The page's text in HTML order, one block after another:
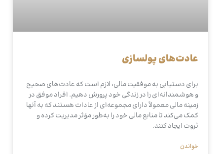
عادت‌های پولسازی
برای دستیابی به موفقیت مالی، لازم است که عادت‌های صحیح
و هوشمندانه‌ای را در زندگی خود پرورش دهیم. افراد موفق در
زمینه مالی معمولاً دارای مجموعه‌ای از عادات هستند که به آنها
کمک می‌کند تا منابع مالی خود را به‌طور مؤثر مدیریت کرده و
ثروت ایجاد کنند.
خواندن